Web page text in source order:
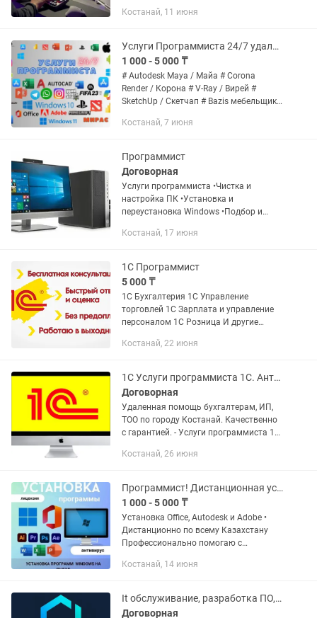
Разработка API, Тестирование.
Костанай, 11 июня
Услуги Программиста 24/7 удаленно (word, ворд , office ,windows)
1 000 - 5 000 ₸
# Autodesk Maya / Майа # Corona
Render / Корона # V-Ray / Вирей #
SketchUp / Скетчап # Bazis мебельщик /
видеоредактор # 3ds Max # Blender #
Костанай, 7 июня
Программист
Договорная
Услуги программиста •Чистка и
настройка ПК •Установка и
переустановка Windows •Подбор и
работы компьютера •Удаление
Костанай, 17 июня
1С Программист
5 000 ₸
1С Бухгалтерия 1С Управление
торговлей 1С Зарплата и управление
персоналом 1С Розница И другие
обновление программы 1С -Решение
Костанай, 22 июня
1C Услуги программиста 1С. Антивирус. Костанай
Договорная
Удаленная помощь бухгалтерам, ИП,
ТОО по городу Костанай. Качественно
с гарантией. - Услуги программиста 1С
программы 1С Бухгалтерия для
Костанай, 26 июня
Программист! Дистанционная установка Office Autocad Photoshop
1 000 - 5 000 ₸
Установка Office, Autodesk и Adobe •
Дистанционно по всему Казахстану
Профессионально помогаю с
Office, Autodesk, Adobe и других
Костанай, 14 июня
It обслуживание, разработка ПО, системный администратор, разработчик ПО
Договорная